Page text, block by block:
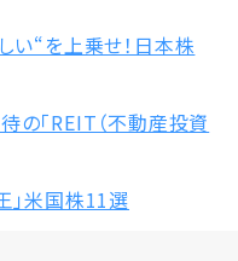
い“を上乗せ！日本株
の「REIT（不動産投資
」米国株11選